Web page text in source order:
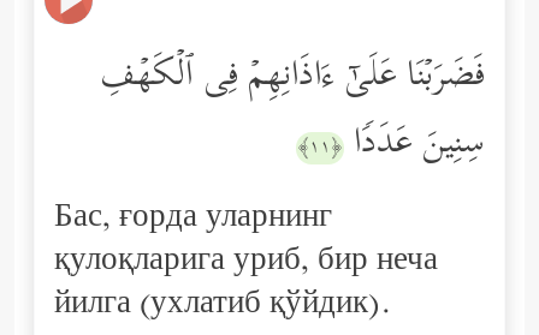
فَضَرَبۡنَا عَلَىٰۤ ءَاذَانِهِمۡ فِی ٱلۡكَهۡفِ
سِنِینَ عَدَدࣰا ﴿١١﴾
Бас, ғорда уларнинг
қулоқларига уриб, бир неча
йилга (ухлатиб қўйдик).